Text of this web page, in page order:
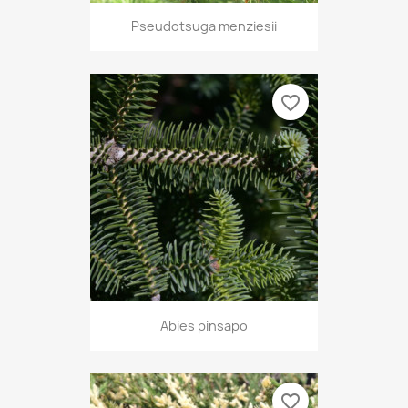
Pseudotsuga menziesii
Abies pinsapo
favorite_border
favorite_border